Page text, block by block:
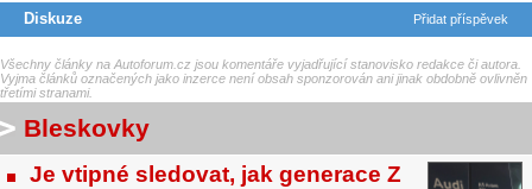
Diskuze Přidat příspěvek
Všechny články na Autoforum.cz jsou komentáře vyjadřující stanovisko redakce či autora.
Vyjma článků označených jako inzerce není obsah sponzorován ani jinak obdobně ovlivněn
třetími stranami.
Bleskovky
Je vtipné sledovat, jak generace Z